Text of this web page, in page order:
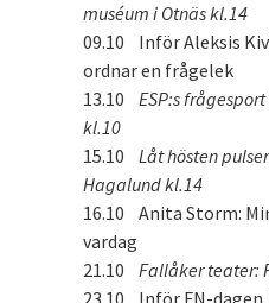
muséum i Otnäs kl.14
09.10 Inför Aleksis
ordnar en frågelek
13.10 ESP:s
kl.10
15.10
Låt hösten
Hagalund kl.14
16.10 Anita Storm:
vardag
21.10 Fallåker teater:
23.10 Inför FN-